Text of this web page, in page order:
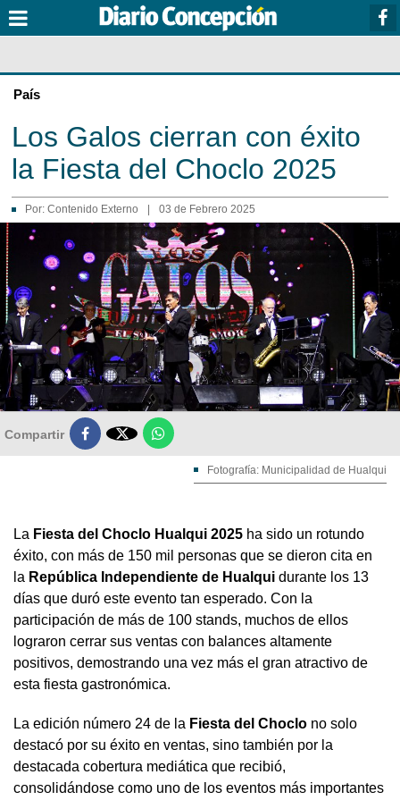
País
Los Galos cierran con éxito
la Fiesta del Choclo 2025
Por: Contenido Externo 03 de Febrero 2025
Compartir 
Fotografía: Municipalidad de Hualqui
La Fiesta del Choclo Hualqui 2025 ha sido un rotundo
éxito, con más de 150 mil personas que se dieron cita en
la República Independiente de Hualqui durante los 13
días que duró este evento tan esperado. Con la
participación de más de 100 stands, muchos de ellos
lograron cerrar sus ventas con balances altamente
positivos, demostrando una vez más el gran atractivo de
esta fiesta gastronómica.
La edición número 24 de la Fiesta del Choclo no solo
destacó por su éxito en ventas, sino también por la
destacada cobertura mediática que recibió,
consolidándose como uno de los eventos más importantes